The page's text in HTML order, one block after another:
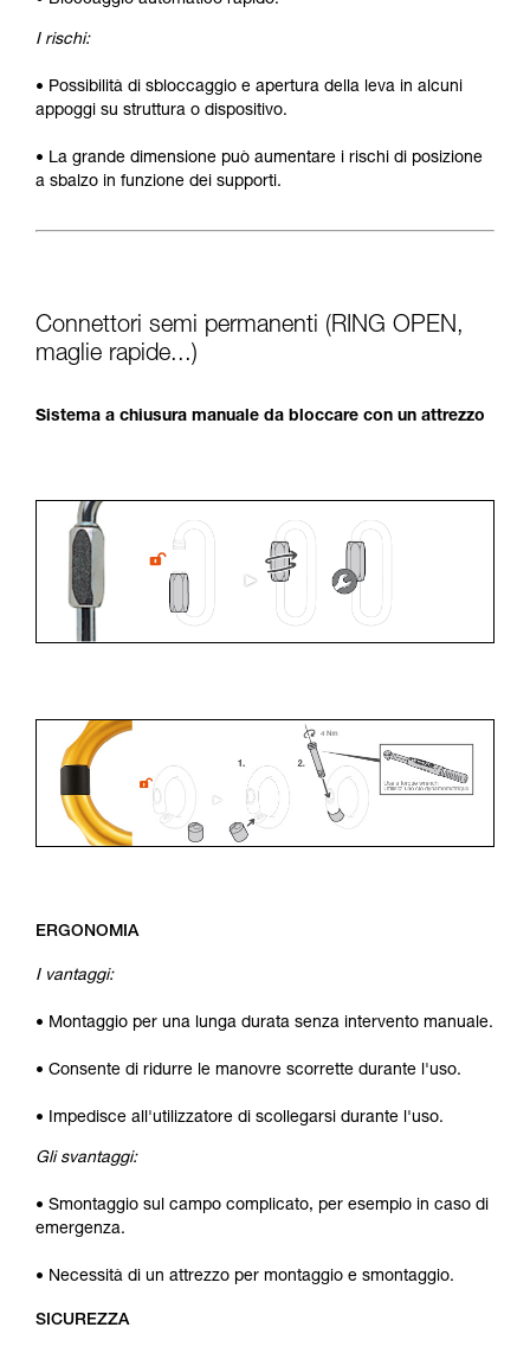
I rischi:
• Possibilità di sbloccaggio e apertura della leva in alcuni
appoggi su struttura o dispositivo.
• La grande dimensione può aumentare i rischi di posizione
a sbalzo in funzione dei supporti.
Connettori semi permanenti (RING OPEN,
maglie rapide...)
Sistema a chiusura manuale da bloccare con un attrezzo
ERGONOMIA
I vantaggi:
• Montaggio per una lunga durata senza intervento manuale.
• Consente di ridurre le manovre scorrette durante l'uso.
• Impedisce all'utilizzatore di scollegarsi durante l'uso.
Gli svantaggi:
• Smontaggio sul campo complicato, per esempio in caso di
emergenza.
• Necessità di un attrezzo per montaggio e smontaggio.
SICUREZZA